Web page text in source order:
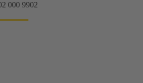
000 9902